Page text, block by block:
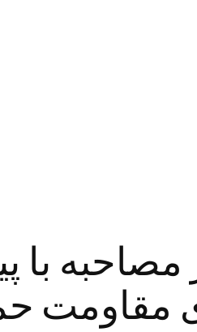
مصاحبه با
مقاومت